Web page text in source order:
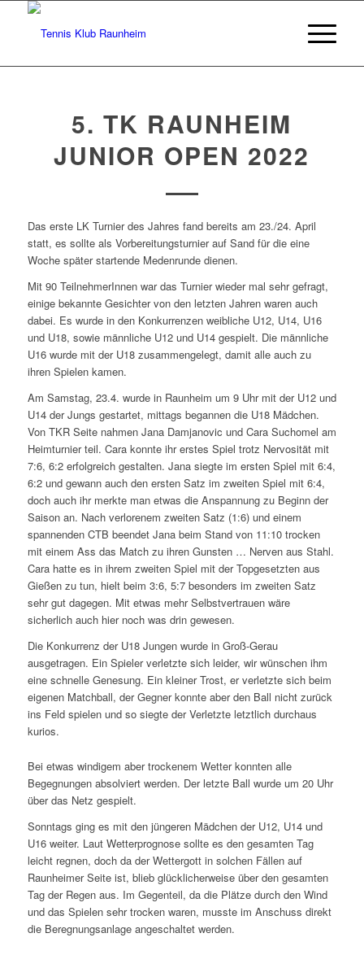
5. TK RAUNHEIM
JUNIOR OPEN 2022
Das erste LK Turnier des Jahres fand bereits am 23./24. April
statt, es sollte als Vorbereitungsturnier auf Sand für die eine
Woche später startende Medenrunde dienen.
Mit 90 TeilnehmerInnen war das Turnier wieder mal sehr gefragt,
einige bekannte Gesichter von den letzten Jahren waren auch
dabei. Es wurde in den Konkurrenzen weibliche U12, U14, U16
und U18, sowie männliche U12 und U14 gespielt. Die männliche
U16 wurde mit der U18 zusammengelegt, damit alle auch zu
ihren Spielen kamen.
Am Samstag, 23.4. wurde in Raunheim um 9 Uhr mit der U12 und
U14 der Jungs gestartet, mittags begannen die U18 Mädchen.
Von TKR Seite nahmen Jana Damjanovic und Cara Suchomel am
Heimturnier teil. Cara konnte ihr erstes Spiel trotz Nervosität mit
7:6, 6:2 erfolgreich gestalten. Jana siegte im ersten Spiel mit 6:4,
6:2 und gewann auch den ersten Satz im zweiten Spiel mit 6:4,
doch auch ihr merkte man etwas die Anspannung zu Beginn der
Saison an. Nach verlorenem zweiten Satz (1:6) und einem
spannenden CTB beendet Jana beim Stand von 11:10 trocken
mit einem Ass das Match zu ihren Gunsten … Nerven aus Stahl.
Cara hatte es in ihrem zweiten Spiel mit der Topgesetzten aus
Gießen zu tun, hielt beim 3:6, 5:7 besonders im zweiten Satz
sehr gut dagegen. Mit etwas mehr Selbstvertrauen wäre
sicherlich auch hier noch was drin gewesen.
Die Konkurrenz der U18 Jungen wurde in Groß-Gerau
ausgetragen. Ein Spieler verletzte sich leider, wir wünschen ihm
eine schnelle Genesung. Ein kleiner Trost, er verletzte sich beim
eigenen Matchball, der Gegner konnte aber den Ball nicht zurück
ins Feld spielen und so siegte der Verletzte letztlich durchaus
kurios.
Bei etwas windigem aber trockenem Wetter konnten alle
Begegnungen absolviert werden. Der letzte Ball wurde um 20 Uhr
über das Netz gespielt.
Sonntags ging es mit den jüngeren Mädchen der U12, U14 und
U16 weiter. Laut Wetterprognose sollte es den gesamten Tag
leicht regnen, doch da der Wettergott in solchen Fällen auf
Raunheimer Seite ist, blieb glücklicherweise über den gesamten
Tag der Regen aus. Im Gegenteil, da die Plätze durch den Wind
und das Spielen sehr trocken waren, musste im Anschuss direkt
die Beregnungsanlage angeschaltet werden.